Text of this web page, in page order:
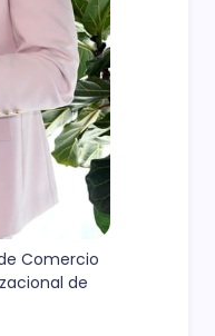
Comercio
de